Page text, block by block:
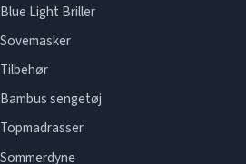
Blue Light Briller
Sovemasker
Tilbehør
Bambus sengetøj
Topmadrasser
Sommerdyne